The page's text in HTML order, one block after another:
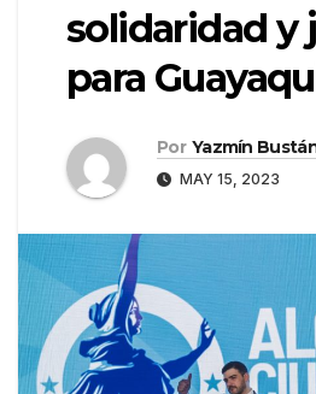
solidaridad y
para
Por Yazmín
MAY 15, 2023